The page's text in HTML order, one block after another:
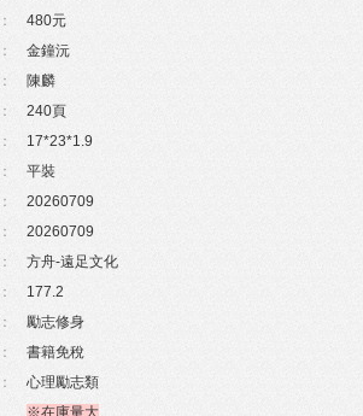
480元
金鐘沅
陳麟
240頁
17*23*1.9
平裝
20260709
20260709
方舟-遠足文化
177.2
勵志修身
書籍免稅
心理勵志類
※在庫量大